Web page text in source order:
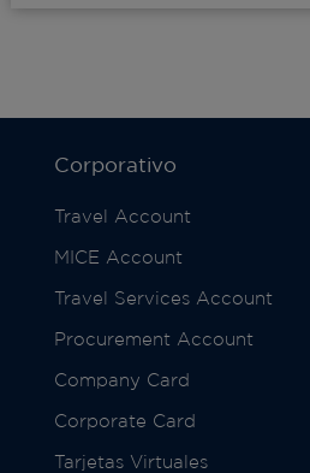
Corporativo
Travel Account
MICE Account
Travel Services Account
Procurement Account
Company Card
Corporate Card
Tarjetas Virtuales